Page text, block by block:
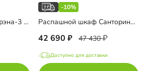
Распашной шкаф Лорэна-3 Эко с антресолью
-10%
Распашной шкаф Санторини-3 Лайф с зеркалом
42 690 47 430
Доступно для доставки